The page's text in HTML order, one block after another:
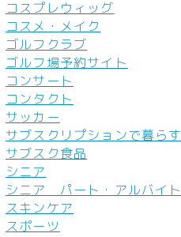
コスプレウィッグ
コスメ・メイク
ゴルフクラブ
ゴルフ場予約サイト
コンサート
コンタクト
サッカー
サブスクリプションで暮らす
サブスク食品
シニア
シニア パート・アルバイト
スキンケア
スポーツ